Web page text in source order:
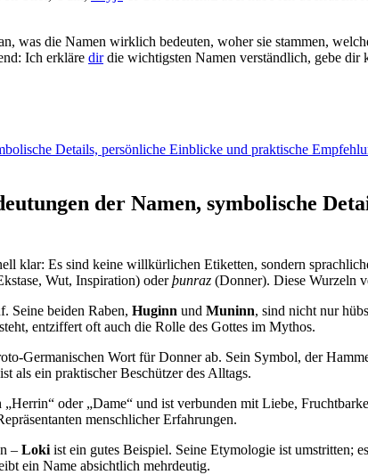
was die Namen ‍wirklich bedeuten, woher sie stammen,
Ich erkläre⁤ dirdie wichtigsten Namen verständlich, gebe dir
Details, persönliche⁣ Einblicke und praktische
der Namen, symbolische
klar: Es sind keine willkürlichen Etiketten, sondern
Wut, Inspiration) ‍oder⁢þunraz (Donner). Diese Wurzeln
Seine beiden Raben, Huginn und Muninn, sind nicht nur
entziffert oft auch die Rolle des Gottes im Mythos.
Germanischen Wort für Donner ab. Sein Symbol, der
als ein‍ praktischer Beschützer des ​Alltags.
oder „Dame“ und ist⁤ verbunden mit Liebe,
menschlicher Erfahrungen.
– Lokiist ein gutes Beispiel. ⁢Seine Etymologie ist ⁤umstritten;
ein Name absichtlich mehrdeutig.